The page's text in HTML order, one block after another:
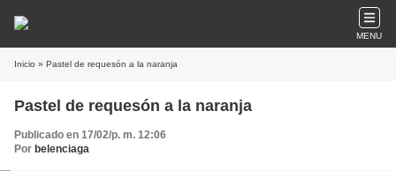
MENU
Inicio » Pastel de requesón a la naranja
Pastel de requesón a la naranja
Publicado en 17/02/p. m. 12:06
Por belenciaga